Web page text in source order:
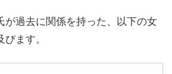
が過去に関係を持った、以下の女
ます。